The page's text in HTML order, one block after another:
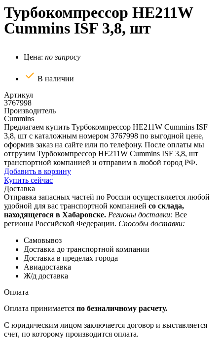
Турбокомпрессор HE211W
Cummins ISF 3,8, шт
Цена: по запросу
В наличии
Артикул
3767998
Производитель
Cummins
Предлагаем купить Турбокомпрессор HE211W Cummins ISF
3,8, шт с каталожным номером 3767998 по выгодной цене,
оформив заказ на сайте или по телефону. После оплаты мы
отгрузим Турбокомпрессор HE211W Cummins ISF 3,8, шт
транспортной компанией и отправим в любой город РФ.
Добавить в корзину
Купить сейчас
Доставка
Отправка запасных частей по России осуществляется любой
удобной для вас транспортной компанией со склада,
находящегося в Хабаровске. Регионы доставки: Все
регионы Российской Федерации. Способы доставки:
Самовывоз
Доставка до транспортной компании
Доставка в пределах города
Авиадоставка
Ж/д доставка
Оплата
Оплата принимается по безналичному расчету.
С юридическим лицом заключается договор и выставляется
счет, по которому производится оплата.